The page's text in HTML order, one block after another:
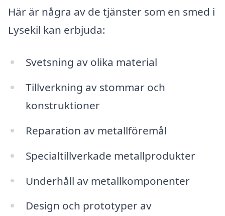
Här är några av de tjänster som en smed i
Lysekil kan erbjuda:
Svetsning av olika material
Tillverkning av stommar och
konstruktioner
Reparation av metallföremål
Specialtillverkade metallprodukter
Underhåll av metallkomponenter
Design och prototyper av